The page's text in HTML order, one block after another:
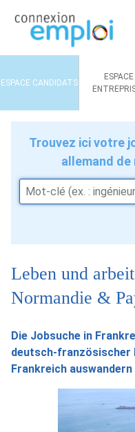
ESPACE CANDIDATS
ESPACE
Trouvez ici votre
allemand de
Leben und
Normandie &
Die Jobsuche in
deutsch-französischer
Frankreich auswandern